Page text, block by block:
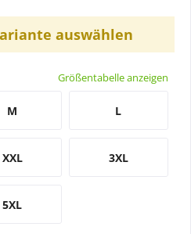
auswählen
Größentabelle anzeigen
M L
XXL 3XL
5XL